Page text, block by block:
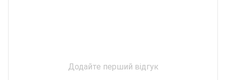
Додайте перший відгук